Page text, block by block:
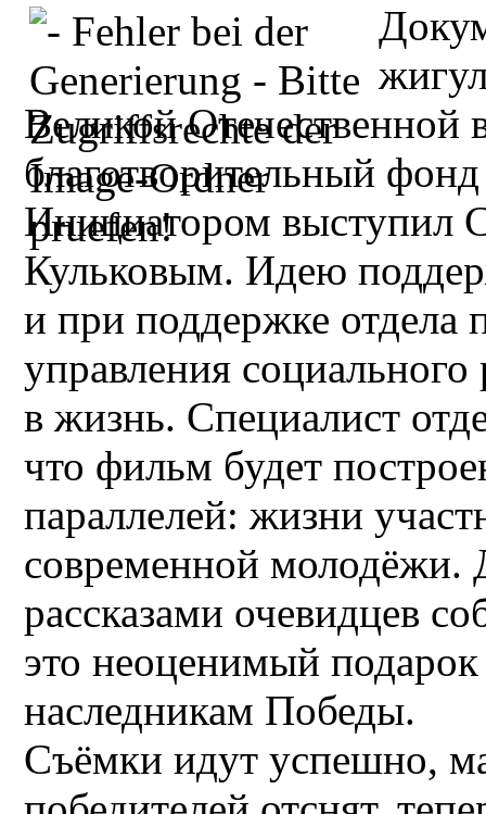
Великой
благотворительный
Инициатором выступил
Кульковым. Идею
и при поддержке отдела
управления
в жизнь. Специалист
что фильм будет
параллелей: жизни
современной молодёжи.
рассказами очевидцев
это неоценимый
наследникам Победы.
Съёмки идут успешно,